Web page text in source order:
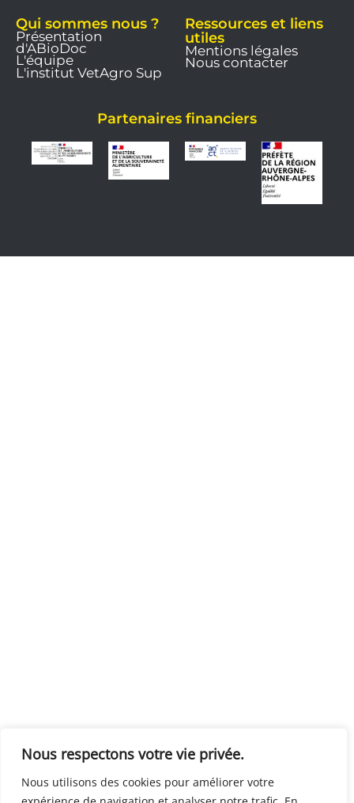
Nous respectons votre vie privée.
Nous utilisons des cookies pour améliorer votre
Qui sommes nous ?
Présentation
d'ABioDoc
L'équipe
L'institut VetAgro Sup
Ressources et liens
utiles
Mentions légales
Nous contacter
Partenaires financiers